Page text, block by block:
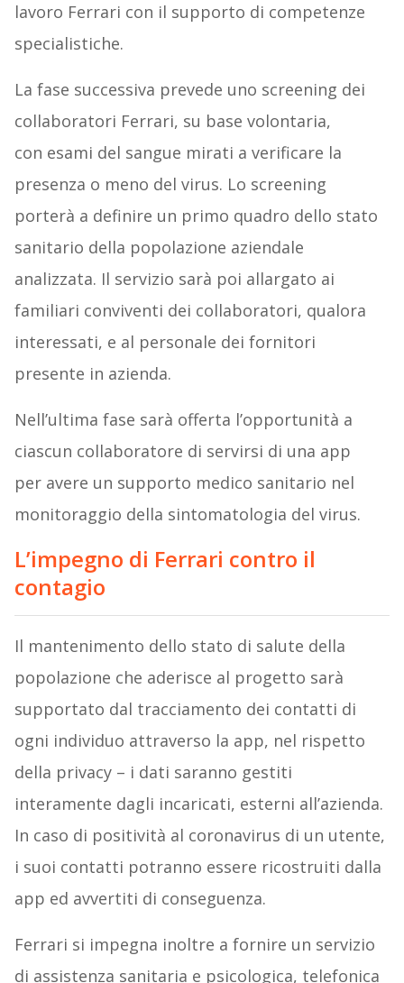
lavoro Ferrari con il supporto di competenze
specialistiche.
La fase successiva prevede uno screening dei
collaboratori Ferrari, su base volontaria,
con esami del sangue mirati a verificare la
presenza o meno del virus. Lo screening
porterà a definire un primo quadro dello stato
sanitario della popolazione aziendale
analizzata. Il servizio sarà poi allargato ai
familiari conviventi dei collaboratori, qualora
interessati, e al personale dei fornitori
presente in azienda.
Nell’ultima fase sarà offerta l’opportunità a
ciascun collaboratore di servirsi di una app
per avere un supporto medico sanitario nel
monitoraggio della sintomatologia del virus.
L’impegno di Ferrari contro il
contagio
Il mantenimento dello stato di salute della
popolazione che aderisce al progetto sarà
supportato dal tracciamento dei contatti di
ogni individuo attraverso la app, nel rispetto
della privacy – i dati saranno gestiti
interamente dagli incaricati, esterni all’azienda.
In caso di positività al coronavirus di un utente,
i suoi contatti potranno essere ricostruiti dalla
app ed avvertiti di conseguenza.
Ferrari si impegna inoltre a fornire un servizio
di assistenza sanitaria e psicologica, telefonica